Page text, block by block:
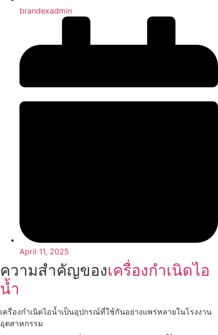
brandexadmin
April 11, 2025
ความสำคัญของเครื่องกำเนิดไอ
น้ำ
เครื่องกำเนิดไอน้ำเป็นอุปกรณ์ที่ใช้กันอย่างแพร่หลายในโรงงาน
อุตสาหกรรม